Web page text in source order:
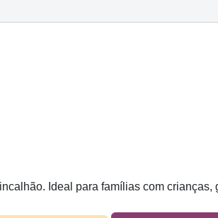
Ideal para famílias com crianças,